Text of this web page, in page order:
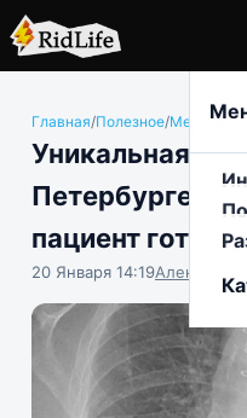
Главная/Полезное/Медицина
Уникальная
Петербурге:
пациент
20 Января 14:19Алена